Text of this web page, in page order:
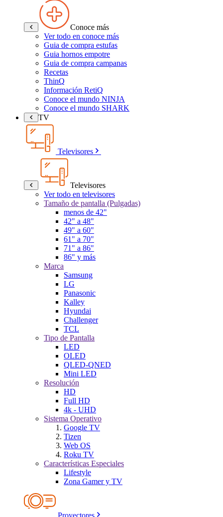
Conoce más
Ver todo en conoce más
Guia de compra estufas
Guia hornos empotre
Guia de compra campanas
Recetas
ThinQ
Información RetiQ
Conoce el mundo NINJA
Conoce el mundo SHARK
TV
Televisores
Televisores
Ver todo en televisores
Tamaño de pantalla (Pulgadas)
menos de 42"
42" a 48"
49" a 60"
61" a 70"
71" a 86"
86" y más
Marca
Samsung
LG
Panasonic
Kalley
Hyundai
Challenger
TCL
Tipo de Pantalla
LED
OLED
QLED-QNED
Mini LED
Resolución
HD
Full HD
4k - UHD
Sistema Operativo
Google TV
Tizen
Web OS
Roku TV
Características Especiales
Lifestyle
Zona Gamer y TV
Proyectores